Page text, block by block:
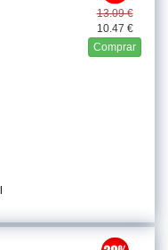
13.09 €
10.47 €
Comprar